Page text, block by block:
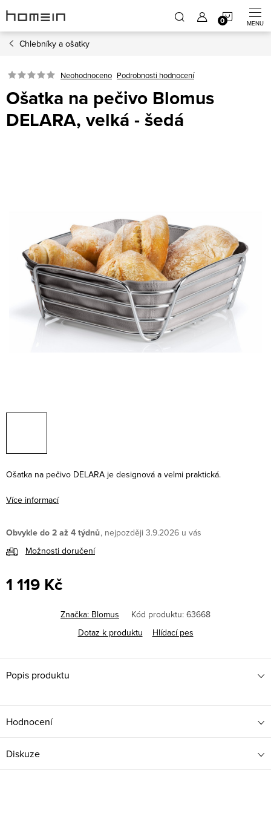
na
obsah
Chlebníky a ošatky
Neohodnoceno Podrobnosti hodnocení
Ošatka na pečivo Blomus
DELARA, velká - šedá
Ošatka na pečivo DELARA je designová a velmi praktická.
Více informací
Obvykle do 2 až 4 týdnů
3.9.2026
Možnosti doručení
1 119 Kč
Značka: Blomus Kód produktu: 63668
Dotaz k produktu
Hlídací pes
Popis produktu
Hodnocení
Diskuze